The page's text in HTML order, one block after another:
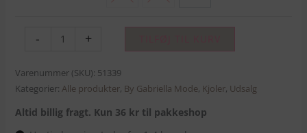
- +
Varenummer (SKU): 51339
Kategorier: Alle produkter, By Gabriella Mode, Kjoler, Udsalg
Altid billig fragt. Kun 36 kr til pakkeshop